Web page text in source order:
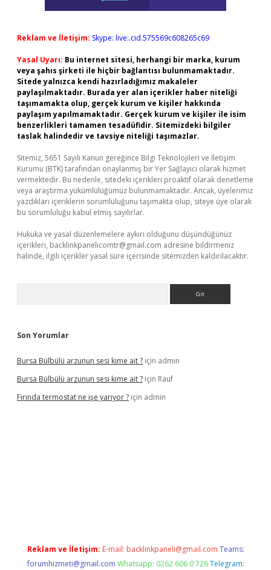
Reklam ve İletişim: Skype: live:.cid.575569c608265c69
Yasal Uyarı: Bu internet sitesi, herhangi bir marka, kurum
veya şahıs şirketi ile hiçbir bağlantısı bulunmamaktadır.
Sitede yalnızca kendi hazırladığımız makaleler
paylaşılmaktadır. Burada yer alan içerikler haber niteliği
taşımamakta olup, gerçek kurum ve kişiler hakkında
paylaşım yapılmamaktadır. Gerçek kurum ve kişiler ile isim
benzerlikleri tamamen tesadüfidir. Sitemizdeki bilgiler
taslak halindedir ve tavsiye niteliği taşımazlar.
Sitemiz, 5651 Sayılı Kanun gereğince Bilgi Teknolojileri ve İletişim
Kurumu (BTK) tarafından onaylanmış bir Yer Sağlayıcı olarak hizmet
vermektedir. Bu nedenle, sitedeki içerikleri proaktif olarak denetleme
veya araştırma yükümlülüğümüz bulunmamaktadır. Ancak, üyelerimiz
yazdıkları içeriklerin sorumluluğunu taşımakta olup, siteye üye olarak
bu sorumluluğu kabul etmiş sayılırlar.
Hukuka ve yasal düzenlemelere aykırı olduğunu düşündüğünüz
içerikleri, backlinkpanelicomtr@gmail.com adresine bildirmeniz
halinde, ilgili içerikler yasal süre içerisinde sitemizden kaldırılacaktır.
Son Yorumlar
Bursa Bülbülü arzunun sesi kime ait ? için admin
Bursa Bülbülü arzunun sesi kime ait ? için Rauf
Fırında termostat ne işe yarıyor ? için admin
Reklam ve İletişim: E-mail: backlinkpaneli@gmail.com Teams:
forumhizmeti@gmail.com Whatsapp: 0262 606 0 726 Telegram: